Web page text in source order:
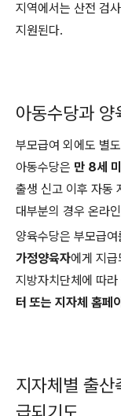
지역에서는 산전 검
지원된다.
아동수당과
부모급여 외에도 별
아동수당은 만 8세
출생 신고 이후 자동
대부분의 경우 온라
양육수당은 부모급
가정양육자에게 지급
지방자치단체에 따
터 또는 지자체 홈페
지자체별 출